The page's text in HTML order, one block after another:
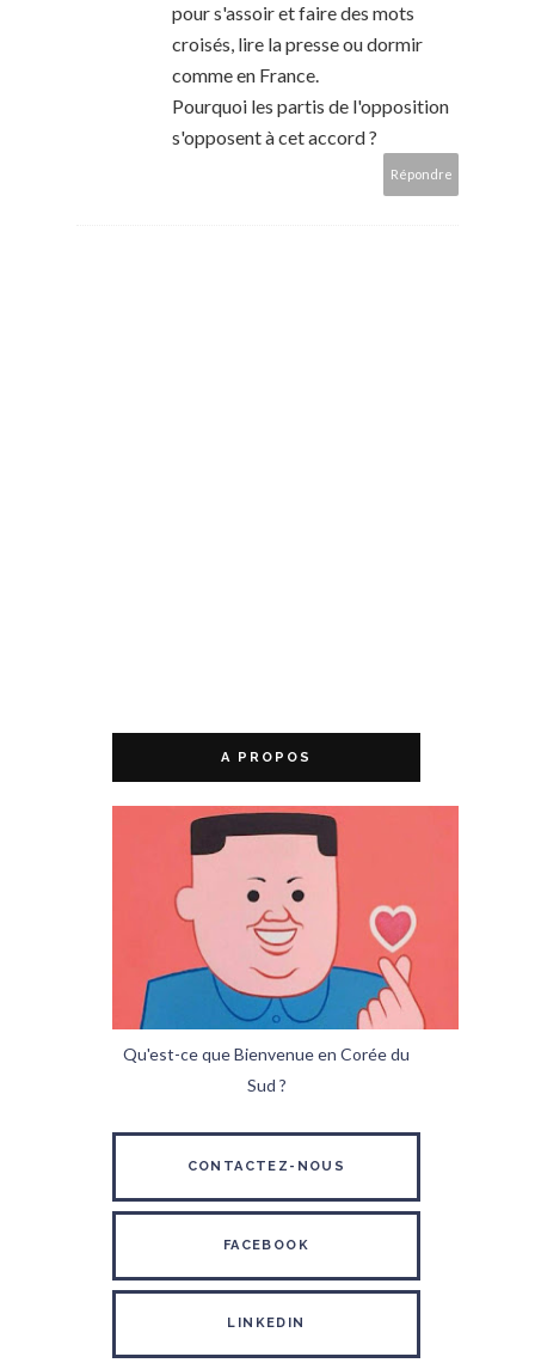
pour s'assoir et faire des mots
croisés, lire la presse ou dormir
comme en France.
Pourquoi les partis de l'opposition
s'opposent à cet accord ?
Répondre
A PROPOS
Qu'est-ce que Bienvenue en Corée du
Sud ?
CONTACTEZ-NOUS
FACEBOOK
LINKEDIN